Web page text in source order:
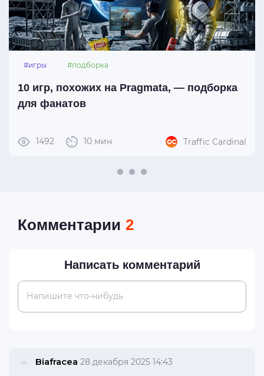
#игры #подборка
10 игр, похожих на Pragmata, — подборка
для фанатов
1492 10 мин Traffic Cardinal
Комментарии 2
Написать комментарий
Напишите что-нибудь
Biafracea 28 декабря 2025 14:43